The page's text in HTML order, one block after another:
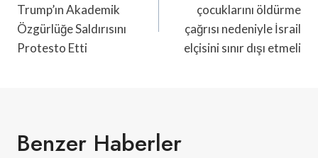
Trump’ın Akademik
Özgürlüğe Saldırısını
Protesto Etti
çocuklarını öldürme
çağrısı nedeniyle İsrail
elçisini sınır dışı etmeli
Benzer Haberler